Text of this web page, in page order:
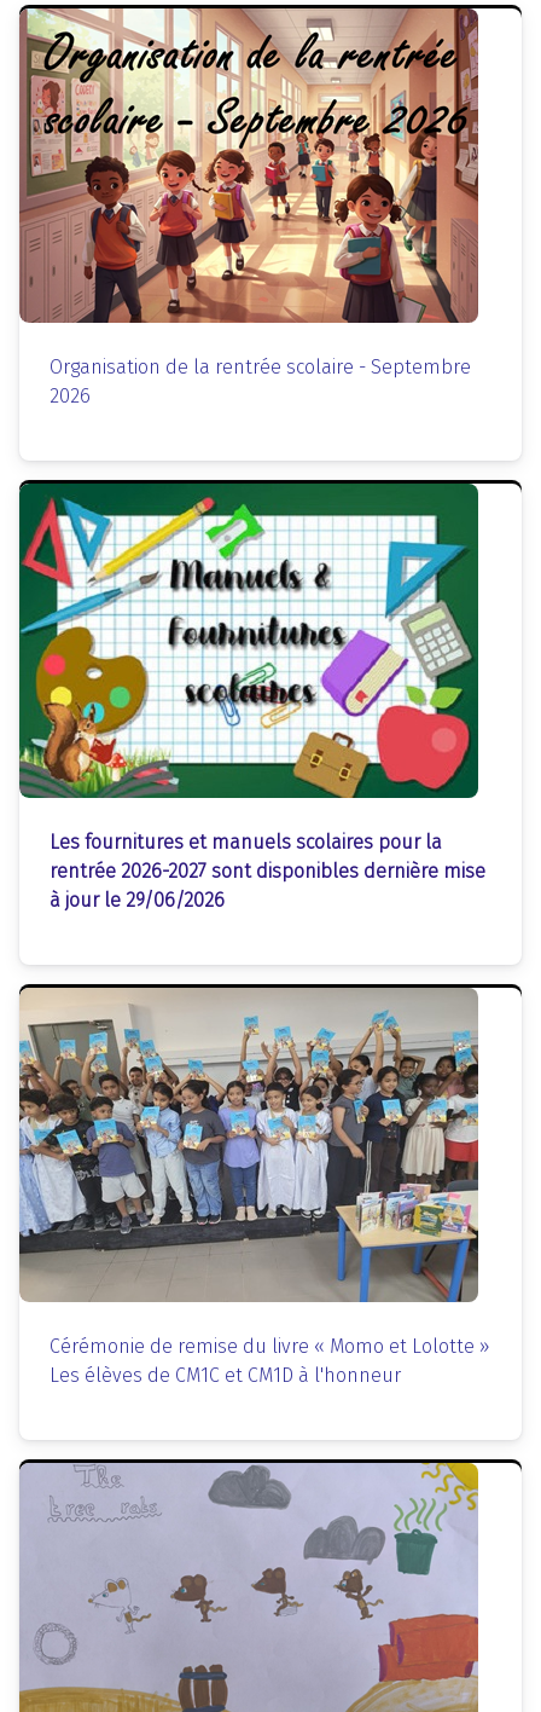
Organisation de la rentrée scolaire - Septembre
2026
Les fournitures et manuels scolaires pour la
rentrée 2026-2027 sont disponibles dernière mise
à jour le 29/06/2026
Cérémonie de remise du livre « Momo et Lolotte »
Les élèves de CM1C et CM1D à l'honneur